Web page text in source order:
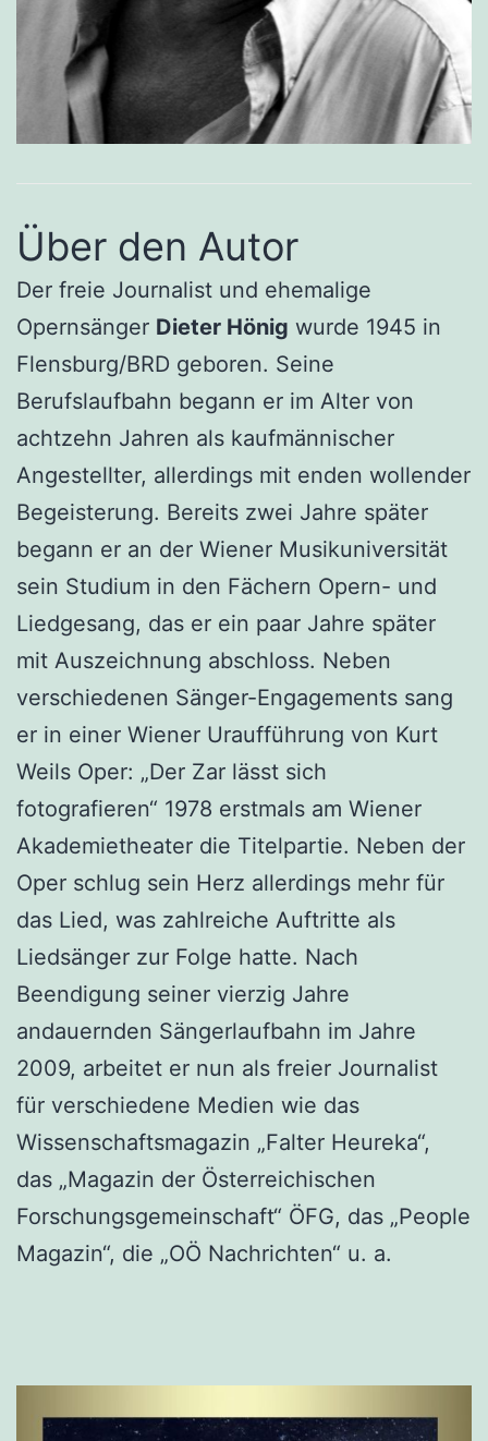
Über den Autor
Der freie Journalist und ehemalige
Opernsänger Dieter Hönig wurde 1945 in
Flensburg/BRD geboren. Seine
Berufslaufbahn begann er im Alter von
achtzehn Jahren als kaufmännischer
Angestellter, allerdings mit enden wollender
Begeisterung. Bereits zwei Jahre später
begann er an der Wiener Musikuniversität
sein Studium in den Fächern Opern- und
Liedgesang, das er ein paar Jahre später
mit Auszeichnung abschloss. Neben
verschiedenen Sänger-Engagements sang
er in einer Wiener Uraufführung von Kurt
Weils Oper: „Der Zar lässt sich
fotografieren“ 1978 erstmals am Wiener
Akademietheater die Titelpartie. Neben der
Oper schlug sein Herz allerdings mehr für
das Lied, was zahlreiche Auftritte als
Liedsänger zur Folge hatte. Nach
Beendigung seiner vierzig Jahre
andauernden Sängerlaufbahn im Jahre
2009, arbeitet er nun als freier Journalist
für verschiedene Medien wie das
Wissenschaftsmagazin „Falter Heureka“,
das „Magazin der Österreichischen
Forschungsgemeinschaft“ ÖFG, das „People
Magazin“, die „OÖ Nachrichten“ u. a.